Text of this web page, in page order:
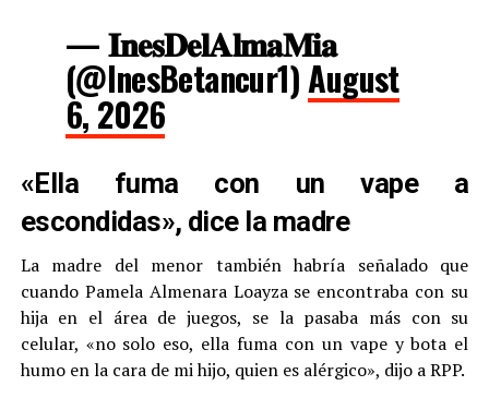
— 𝐈𝐧𝐞𝐬𝐃𝐞𝐥𝐀𝐥𝐦𝐚𝐌𝐢𝐚
(@InesBetancur1)August
6, 2026
«Ella fuma con un vape a
escondidas», dice la madre
La madre del menor también habría señalado que
cuando Pamela Almenara Loayza se encontraba con su
hija en el área de juegos, se la pasaba más con su
celular, «no solo eso, ella fuma con un vape y bota el
humo en la cara de mi hijo, quien es alérgico», dijo a RPP.